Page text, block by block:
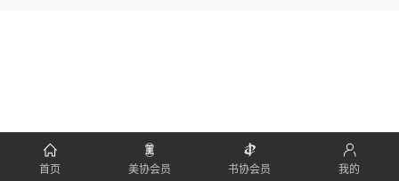
首页 美协会员 书协会员 我的